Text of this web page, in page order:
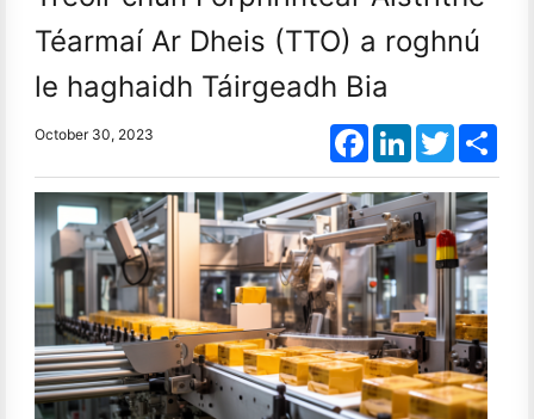
Téarmaí Ar Dheis (TTO) a roghnú
le haghaidh Táirgeadh Bia
October 30, 2023 FacebookLinkedInTwitter